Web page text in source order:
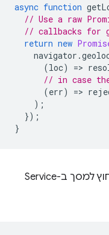
async function
// Use a raw
// callbacks for
return new
navigator .
(loc) =>
// in case
(err) =>
);
});
}
עכשיו, אתם יכולים לגשת למסמך מחוץ למסך ב-Service